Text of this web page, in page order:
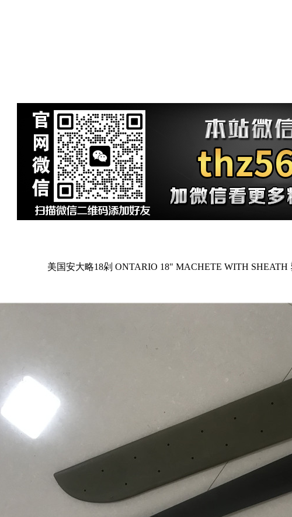
美国安大略18剁 ONTARIO 18" MACHETE WITH